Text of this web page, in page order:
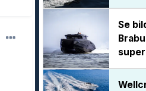
Se